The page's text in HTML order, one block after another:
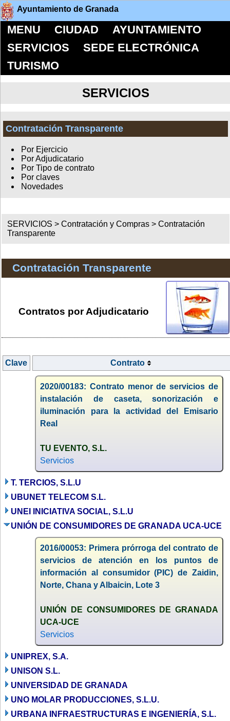
Ayuntamiento de Granada
MENU CIUDAD
AYUNTAMIENTO
SERVICIOS
SEDE ELECTRÓNICA
TURISMO
SERVICIOS
Contratación Transparente
Por Ejercicio
Por Adjudicatario
Por Tipo de contrato
Por claves
Novedades
SERVICIOS >Contratación y Compras >Contratación
Transparente
Contratación Transparente
Contratos por Adjudicatario
Clave Contrato
2020/00183: Contrato menor de servicios de
instalación de caseta, sonorización e
iluminación para la actividad del Emisario
Real
TU EVENTO, S.L.
Servicios
T. TERCIOS, S.L.U
UBUNET TELECOM S.L.
UNEI INICIATIVA SOCIAL, S.L.U
UNIÓN DE CONSUMIDORES DE GRANADA UCA-UCE
2016/00053: Primera prórroga del contrato de
servicios de atención en los puntos de
información al consumidor (PIC) de Zaidin,
Norte, Chana y Albaicin, Lote 3
UNIÓN DE CONSUMIDORES DE GRANADA
UCA-UCE
Servicios
UNIPREX, S.A.
UNISON S.L.
UNIVERSIDAD DE GRANADA
UNO MOLAR PRODUCCIONES, S.L.U.
URBANA INFRAESTRUCTURAS E INGENIERÍA, S.L.